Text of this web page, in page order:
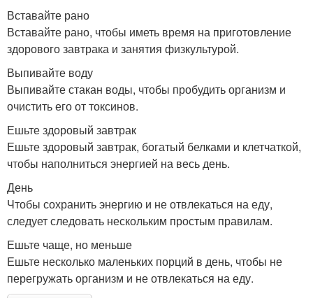
Вставайте рано
Вставайте рано, чтобы иметь время на приготовление
здорового завтрака и занятия физкультурой.
Выпивайте воду
Выпивайте стакан воды, чтобы пробудить организм и
очистить его от токсинов.
Ешьте здоровый завтрак
Ешьте здоровый завтрак, богатый белками и клетчаткой,
чтобы наполниться энергией на весь день.
День
Чтобы сохранить энергию и не отвлекаться на еду,
следует следовать нескольким простым правилам.
Ешьте чаще, но меньше
Ешьте несколько маленьких порций в день, чтобы не
перегружать организм и не отвлекаться на еду.